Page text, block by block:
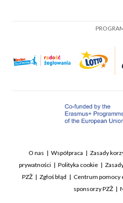
O nas Współpraca Zasady
prywatności
Polityka cookie
PZŻ
Zgłoś błąd Centrum pomocy
sponsorzy PZŻ